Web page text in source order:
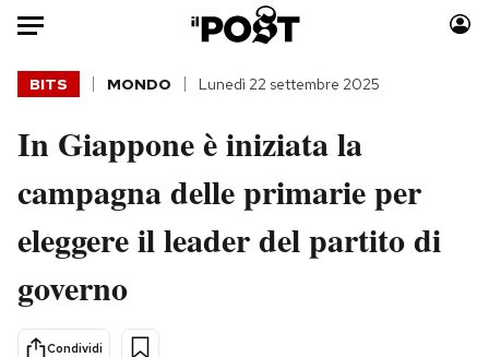
Auto
HOME
Mondo
Politica
Scienza
Moda
Consumismi
BITS MONDO Lunedì 22 settembre 2025
In Giappone è iniziata la
campagna delle primarie per
eleggere il leader del partito di
governo
Condividi